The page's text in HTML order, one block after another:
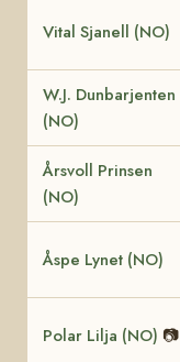
Vital Sjanell (NO)
W.J. Dunbarjenten
(NO)
Årsvoll Prinsen
(NO)
Åspe Lynet (NO)
Polar Lilja (NO) 📷